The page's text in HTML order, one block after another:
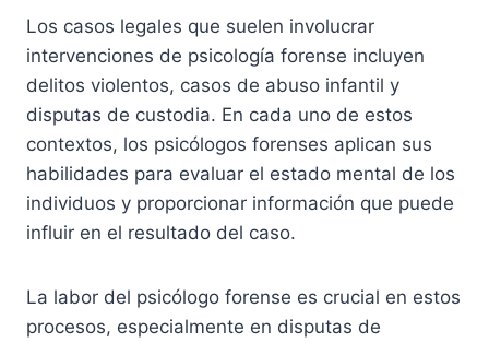
Los casos legales que suelen involucrar
intervenciones de psicología forense incluyen
delitos violentos, casos de abuso infantil y
disputas de custodia. En cada uno de estos
contextos, los psicólogos forenses aplican sus
habilidades para evaluar el estado mental de los
individuos y proporcionar información que puede
influir en el resultado del caso.
La labor del psicólogo forense es crucial en estos
procesos, especialmente en disputas de